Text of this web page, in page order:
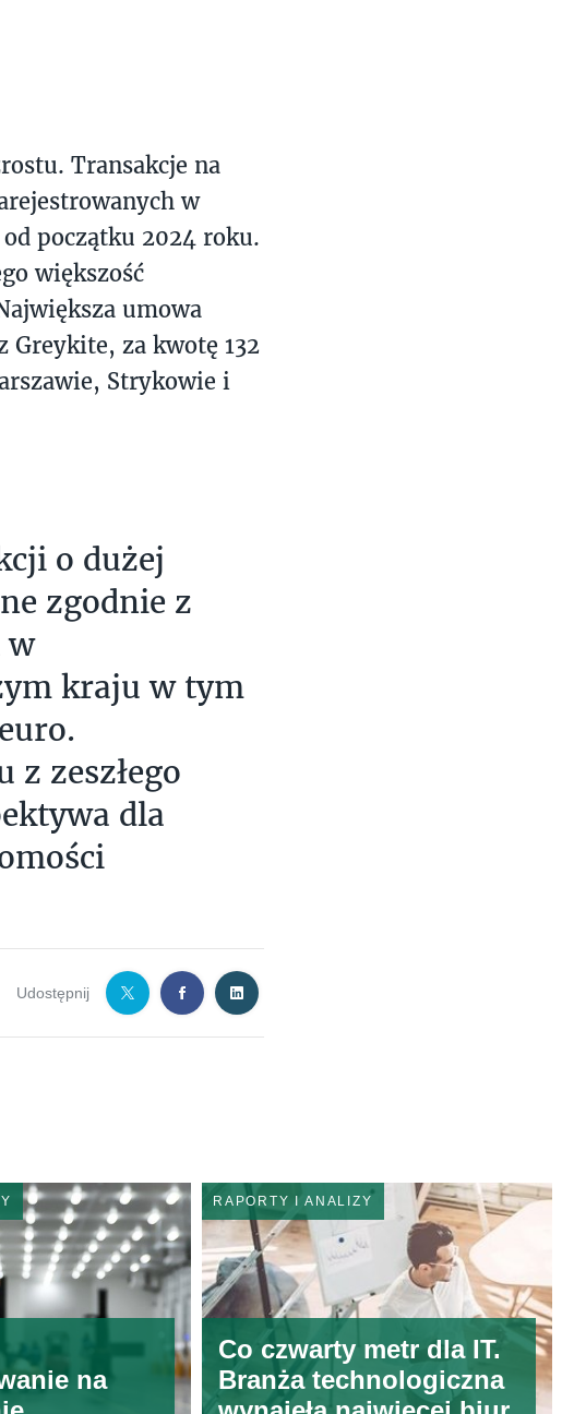
Transakcje na
w
początku 2024 roku.
większość
umowa
Greykite, za kwotę 132
Strykowie i
o dużej
zgodnie z
w
kraju w tym
z zeszłego
dla
Udostępnij
na
RAPORTY I ANALIZY
Co czwarty metr dla IT.
Branża technologiczna